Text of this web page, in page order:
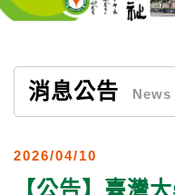
消息公告 News
2026/04/10
【公告】臺灣